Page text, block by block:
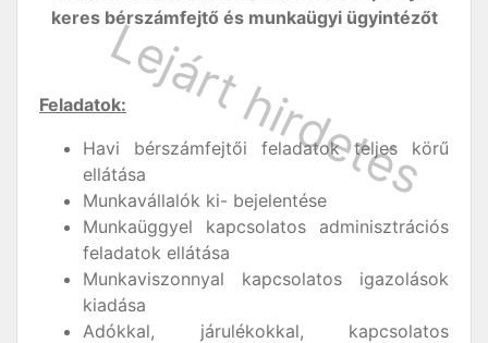
keres bérszámfejtő és munkaügyi ügyintézőt
Feladatok:
Havi bérszámfejtői feladatok teljes körű
ellátása
Munkavállalók ki- bejelentése
Munkaüggyel kapcsolatos adminisztrációs
feladatok ellátása
Munkaviszonnyal kapcsolatos igazolások
kiadása
Adókkal, járulékokkal, kapcsolatos